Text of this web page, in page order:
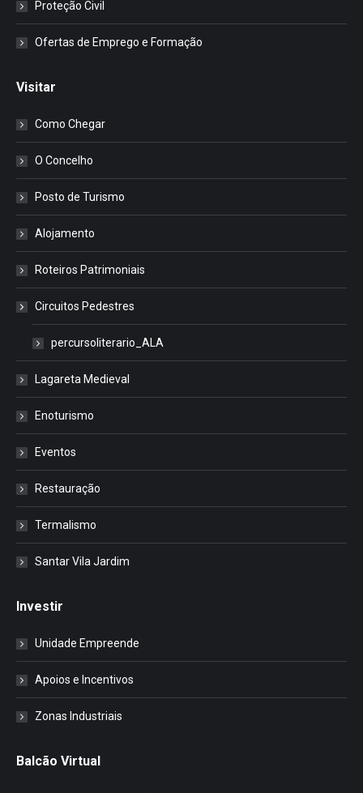
Proteção Civil
Ofertas de Emprego e Formação
Visitar
Como Chegar
O Concelho
Posto de Turismo
Alojamento
Roteiros Patrimoniais
Circuitos Pedestres
percursoliterario_ALA
Lagareta Medieval
Enoturismo
Eventos
Restauração
Termalismo
Santar Vila Jardim
Investir
Unidade Empreende
Apoios e Incentivos
Zonas Industriais
Balcão Virtual